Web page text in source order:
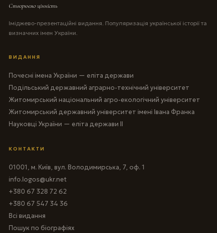
Створюємо цінність
Іміджево-презентаційні видання. Популяризація української історії та
визначних імен України.
ВИДАННЯ
Почесні імена України — еліта держави
Подільський державний аграрно-технічний університет
Житомирський національний агро-екологічний університет
Житомирський державний університет імені Івана Франка
Науковці України — еліта держави II
КОНТАКТИ
01001, м. Київ, вул. Володимирська, 7, оф. 1
info.logos@ukr.net
+380 67 328 72 62
+380 67 547 34 36
Всі видання
Пошук по біографіях